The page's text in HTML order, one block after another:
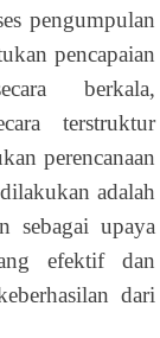
pengumpulan
pencapaian
berkala,
terstruktur
perencanaan
adalah
sebagai upaya
efektif dan
dari